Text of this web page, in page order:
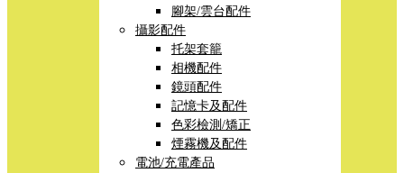
腳架/雲台配件
攝影配件
托架套籠
相機配件
鏡頭配件
記憶卡及配件
色彩檢測/矯正
煙霧機及配件
電池/充電產品